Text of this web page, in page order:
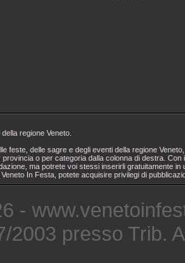
regione Veneto.
feste, delle sagre e degli eventi della regione
o per categoria dalla colonna di destra.
ma potrete voi stessi inserirli gratuitamente
Veneto In Festa, potete acquisire privilegi di
-
2003 presso Trib.